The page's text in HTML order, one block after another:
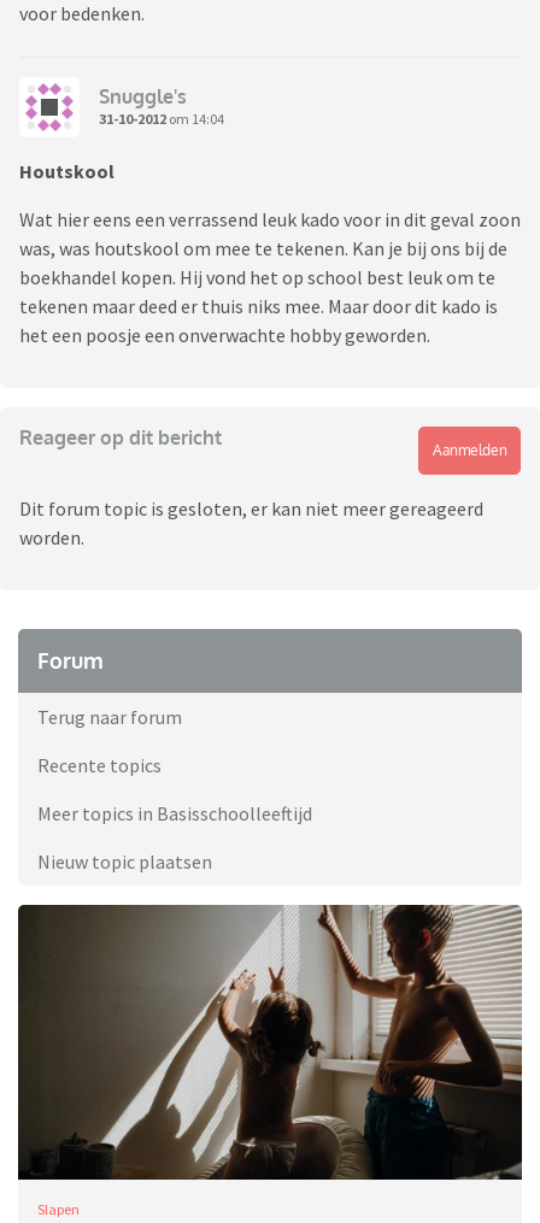
voor bedenken.
Snuggle's
31-10-2012 om 14:04
Houtskool
Wat hier eens een verrassend leuk kado voor in dit geval zoon
was, was houtskool om mee te tekenen. Kan je bij ons bij de
boekhandel kopen. Hij vond het op school best leuk om te
tekenen maar deed er thuis niks mee. Maar door dit kado is
het een poosje een onverwachte hobby geworden.
Reageer op dit bericht
Aanmelden
Dit forum topic is gesloten, er kan niet meer gereageerd
worden.
Forum
Terug naar forum
Recente topics
Meer topics in Basisschoolleeftijd
Nieuw topic plaatsen
Slapen